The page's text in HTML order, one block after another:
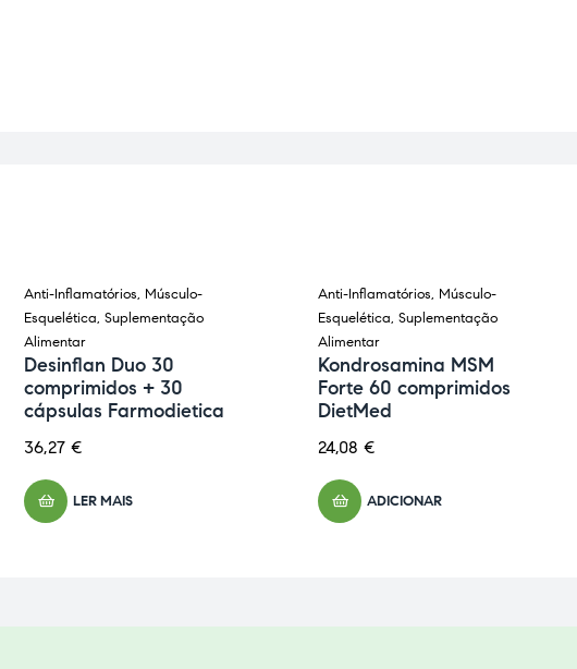
Anti-Inflamatórios, Músculo-
Esquelética, Suplementação
Alimentar
Desinflan Duo 30
comprimidos + 30
cápsulas Farmodietica
36,27 €
LER MAIS
Anti-Inflamatórios, Músculo-
Esquelética, Suplementação
Alimentar
Kondrosamina MSM
Forte 60 comprimidos
DietMed
24,08 €
ADICIONAR